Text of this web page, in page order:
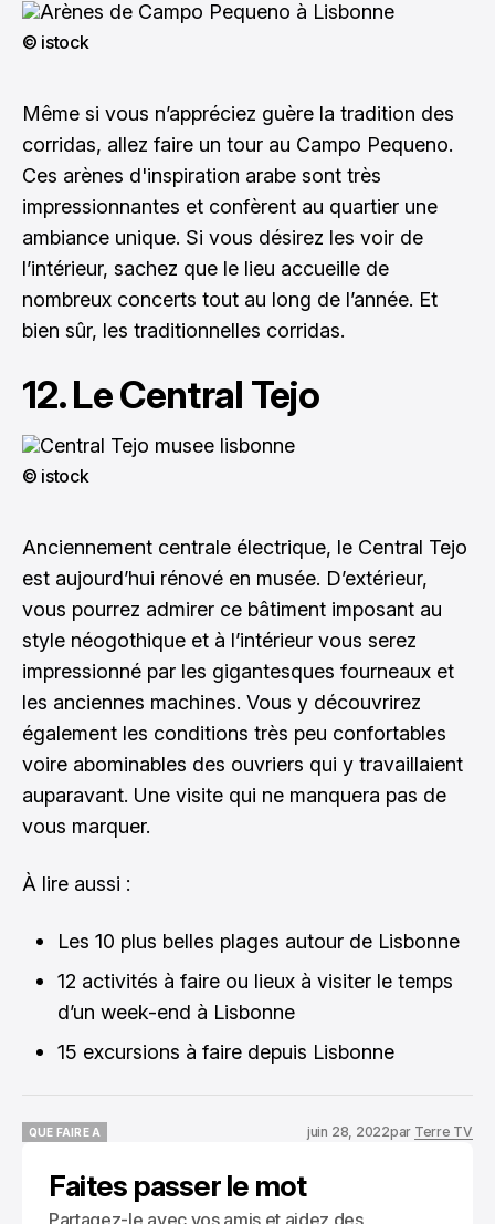
© istock
Même si vous n’appréciez guère la tradition des
corridas, allez faire un tour au Campo Pequeno.
Ces arènes d'inspiration arabe sont très
impressionnantes et confèrent au quartier une
ambiance unique. Si vous désirez les voir de
l’intérieur, sachez que le lieu accueille de
nombreux concerts tout au long de l’année. Et
bien sûr, les traditionnelles corridas.
12. Le Central Tejo
© istock
Anciennement centrale électrique, le Central Tejo
est aujourd’hui rénové en musée. D’extérieur,
vous pourrez admirer ce bâtiment imposant au
style néogothique et à l’intérieur vous serez
impressionné par les gigantesques fourneaux et
les anciennes machines. Vous y découvrirez
également les conditions très peu confortables
voire abominables des ouvriers qui y travaillaient
auparavant. Une visite qui ne manquera pas de
vous marquer.
À lire aussi :
Les 10 plus belles plages autour de Lisbonne
12 activités à faire ou lieux à visiter le temps
d’un week-end à Lisbonne
15 excursions à faire depuis Lisbonne
QUE FAIRE A
juin 28, 2022par Terre TV
Faites passer le mot